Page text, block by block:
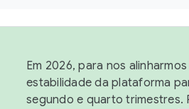
Em 2026, para nos
estabilidade da plataforma
segundo e quarto trimestres.